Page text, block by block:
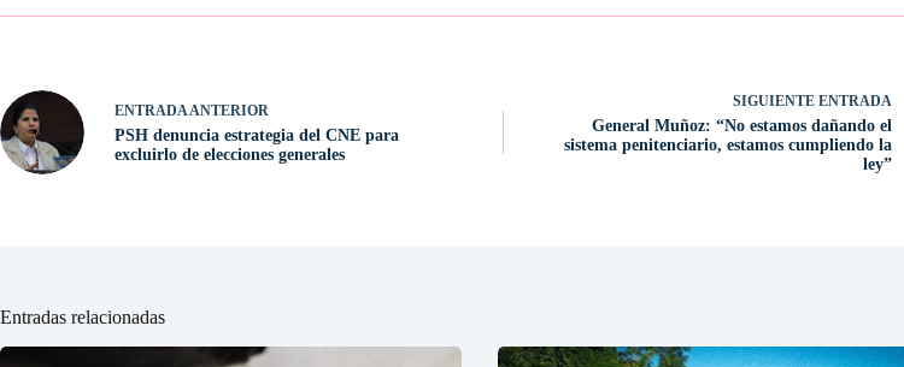
ENTRADAANTERIOR
PSH denuncia estrategia del CNE para
excluirlo de elecciones generales
SIGUIENTE ENTRADA
General Muñoz: “No estamos dañando el
sistema penitenciario, estamos cumpliendo la
ley”
Entradas relacionadas